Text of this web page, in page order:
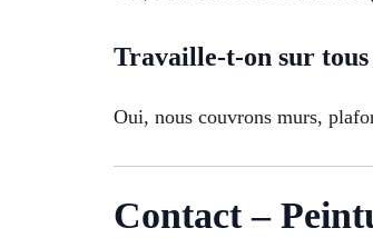
Travaille-t-on sur tous
Oui, nous couvrons murs,
Contact –